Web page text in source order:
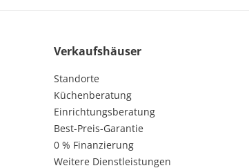
Verkaufshäuser
Standorte
Küchenberatung
Einrichtungsberatung
Best-Preis-Garantie
0 % Finanzierung
Weitere Dienstleistungen